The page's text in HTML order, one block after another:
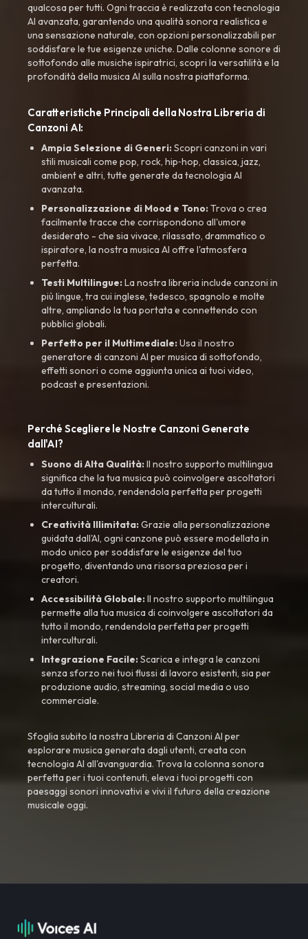
qualcosa per tutti. Ogni traccia è realizzata con tecnologia
AI avanzata, garantendo una qualità sonora realistica e
una sensazione naturale, con opzioni personalizzabili per
soddisfare le tue esigenze uniche. Dalle colonne sonore di
sottofondo alle musiche ispiratrici, scopri la versatilità e la
profondità della musica AI sulla nostra piattaforma.
Caratteristiche Principali della Nostra Libreria di
Canzoni AI:
Ampia Selezione di Generi:Scopri canzoni in vari
stili musicali come pop, rock, hip‑hop, classica, jazz,
ambient e altri, tutte generate da tecnologia AI
avanzata.
Personalizzazione di Mood e Tono:Trova o crea
facilmente tracce che corrispondono all'umore
desiderato - che sia vivace, rilassato, drammatico o
ispiratore, la nostra musica AI offre l'atmosfera
perfetta.
Testi Multilingue:La nostra libreria include canzoni in
più lingue, tra cui inglese, tedesco, spagnolo e molte
altre, ampliando la tua portata e connettendo con
pubblici globali.
Perfetto per il Multimediale:Usa il nostro
generatore di canzoni AI per musica di sottofondo,
effetti sonori o come aggiunta unica ai tuoi video,
podcast e presentazioni.
Perché Scegliere le Nostre Canzoni Generate
dall'AI?
Suono di Alta Qualità:Il nostro supporto multilingua
significa che la tua musica può coinvolgere ascoltatori
da tutto il mondo, rendendola perfetta per progetti
interculturali.
Creatività Illimitata:Grazie alla personalizzazione
guidata dall'AI, ogni canzone può essere modellata in
modo unico per soddisfare le esigenze del tuo
progetto, diventando una risorsa preziosa per i
creatori.
Accessibilità Globale:Il nostro supporto multilingua
permette alla tua musica di coinvolgere ascoltatori da
tutto il mondo, rendendola perfetta per progetti
interculturali.
Integrazione Facile:Scarica e integra le canzoni
senza sforzo nei tuoi flussi di lavoro esistenti, sia per
produzione audio, streaming, social media o uso
commerciale.
Sfoglia subito la nostra Libreria di Canzoni AI per
esplorare musica generata dagli utenti, creata con
tecnologia AI all'avanguardia. Trova la colonna sonora
perfetta per i tuoi contenuti, eleva i tuoi progetti con
paesaggi sonori innovativi e vivi il futuro della creazione
musicale oggi.